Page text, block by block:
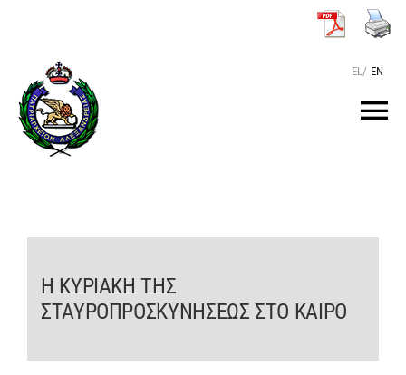
περιεχόμενο
EL/ EN
O ΠΑΤΡΙΑΡΧΗΣ
ΤΟ ΠΑΤΡΙΑΡΧΕΙΟ
KEIMENA
Η ΚΥΡΙΑΚΗ ΤΗΣ
ΣΤΑΥΡΟΠΡΟΣΚΥΝΗΣΕΩΣ ΣΤΟ ΚΑΙΡΟ